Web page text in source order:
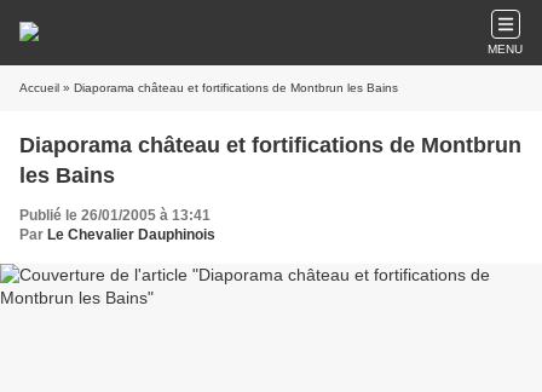
MENU
Accueil » Diaporama château et fortifications de Montbrun les Bains
Diaporama château et fortifications de Montbrun
les Bains
Publié le 26/01/2005 à 13:41
Par Le Chevalier Dauphinois